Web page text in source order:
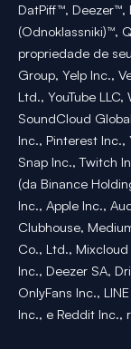
DatPiff™, Deezer™,
(Odnoklassniki)™,
propriedade de
Group, Yelp Inc.,
Ltd., YouTube
SoundCloud
Inc., Pinterest
Snap Inc., Twitch
(da Binance
Inc., Apple Inc.,
Clubhouse,
Co., Ltd.,
Inc., Deezer SA,
OnlyFans Inc.,
Inc., e Reddit Inc.,